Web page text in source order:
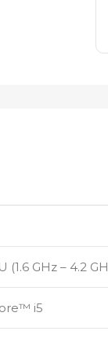
GHz – 4.2
i5